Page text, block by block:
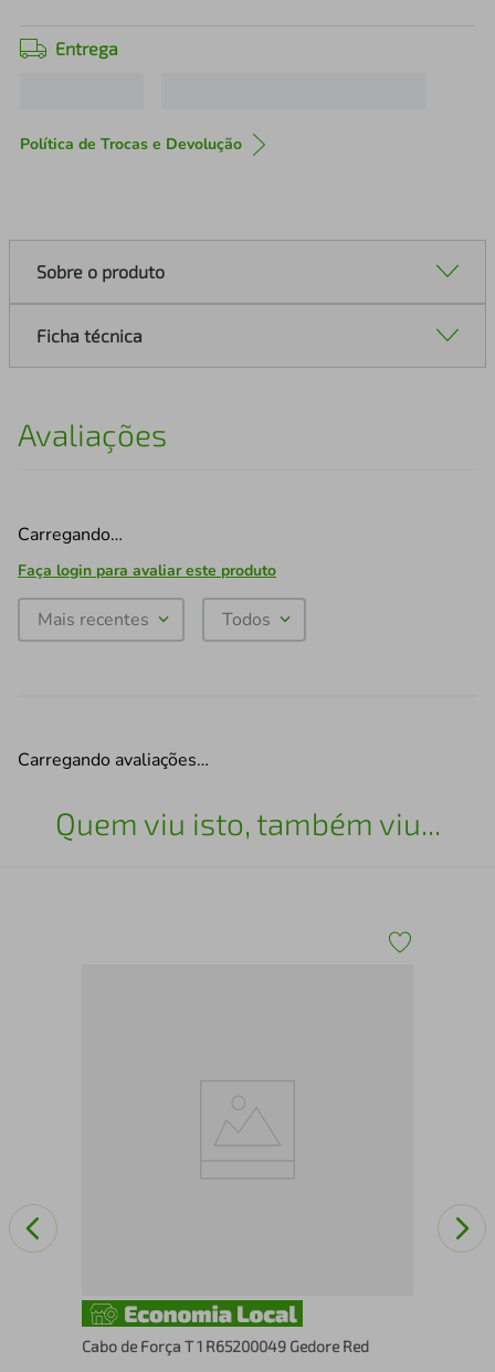
Entrega
Política de Trocas e Devolução
Sobre o produto
Ficha técnica
Avaliações
Carregando…
Faça login para avaliar este produto
Mais recentes Todos
Carregando avaliações…
Quem viu isto, também viu...
Cabo de Força T 1 R65200049 Gedore Red